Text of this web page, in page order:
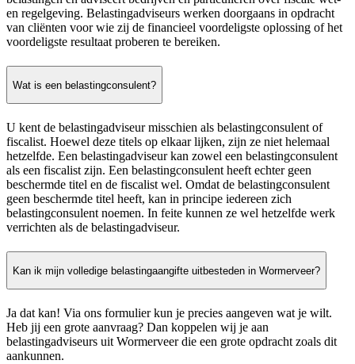
en regelgeving. Belastingadviseurs werken doorgaans in opdracht
van cliënten voor wie zij de financieel voordeligste oplossing of het
voordeligste resultaat proberen te bereiken.
Wat is een belastingconsulent?
U kent de belastingadviseur misschien als belastingconsulent of
fiscalist. Hoewel deze titels op elkaar lijken, zijn ze niet helemaal
hetzelfde. Een belastingadviseur kan zowel een belastingconsulent
als een fiscalist zijn. Een belastingconsulent heeft echter geen
beschermde titel en de fiscalist wel. Omdat de belastingconsulent
geen beschermde titel heeft, kan in principe iedereen zich
belastingconsulent noemen. In feite kunnen ze wel hetzelfde werk
verrichten als de belastingadviseur.
Kan ik mijn volledige belastingaangifte uitbesteden in Wormerveer?
Ja dat kan! Via ons formulier kun je precies aangeven wat je wilt.
Heb jij een grote aanvraag? Dan koppelen wij je aan
belastingadviseurs uit Wormerveer die een grote opdracht zoals dit
aankunnen.